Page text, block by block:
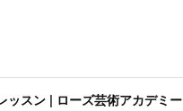
ッスン | ローズ芸術アカデミー